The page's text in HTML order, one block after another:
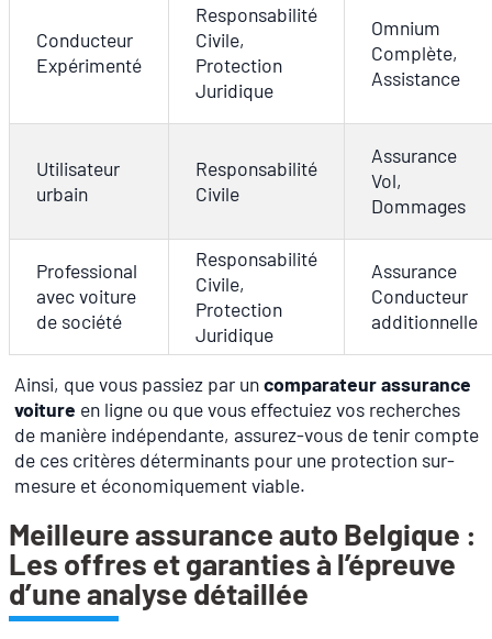
Conducteur
Expérimenté
Responsabilité
Civile,
Protection
Juridique
Omnium
Complète,
Assistance
Utilisateur
urbain
Responsabilité
Civile
Assurance
Vol,
Dommages
Professional
avec voiture
de société
Responsabilité
Civile,
Protection
Juridique
Assurance
Conducteur
additionnelle
Ainsi, que vous passiez par uncomparateur assurance
voiture en ligne ou que vous effectuiez vos recherches
de manière indépendante, assurez-vous de tenir compte
de ces critères déterminants pour une protection sur-
mesure et économiquement viable.
Meilleure assurance auto Belgique :
Les offres et garanties à l’épreuve
d’une analyse détaillée